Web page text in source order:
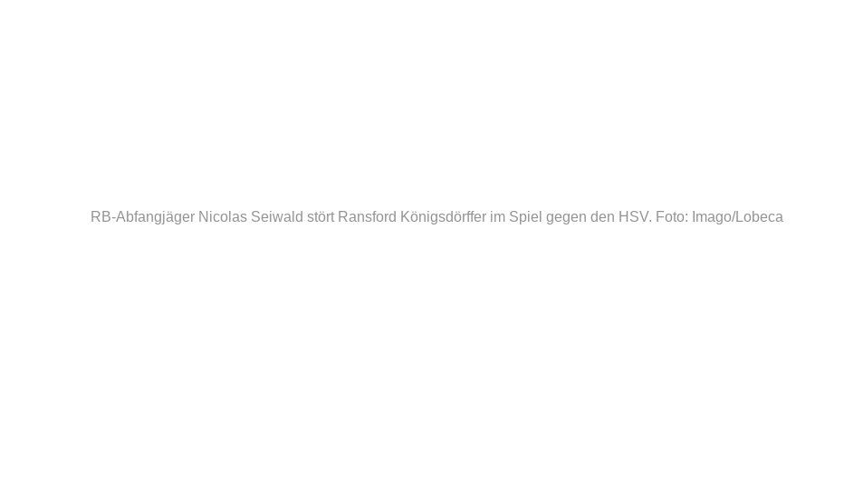
RB-Abfangjäger Nicolas Seiwald stört Ransford Königsdörffer im Spiel gegen den HSV. Foto: Imago/Lobeca